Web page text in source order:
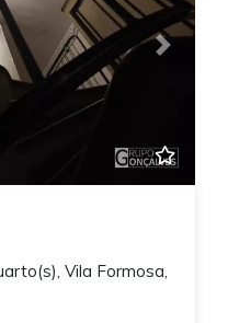
Next
Vila Formosa,